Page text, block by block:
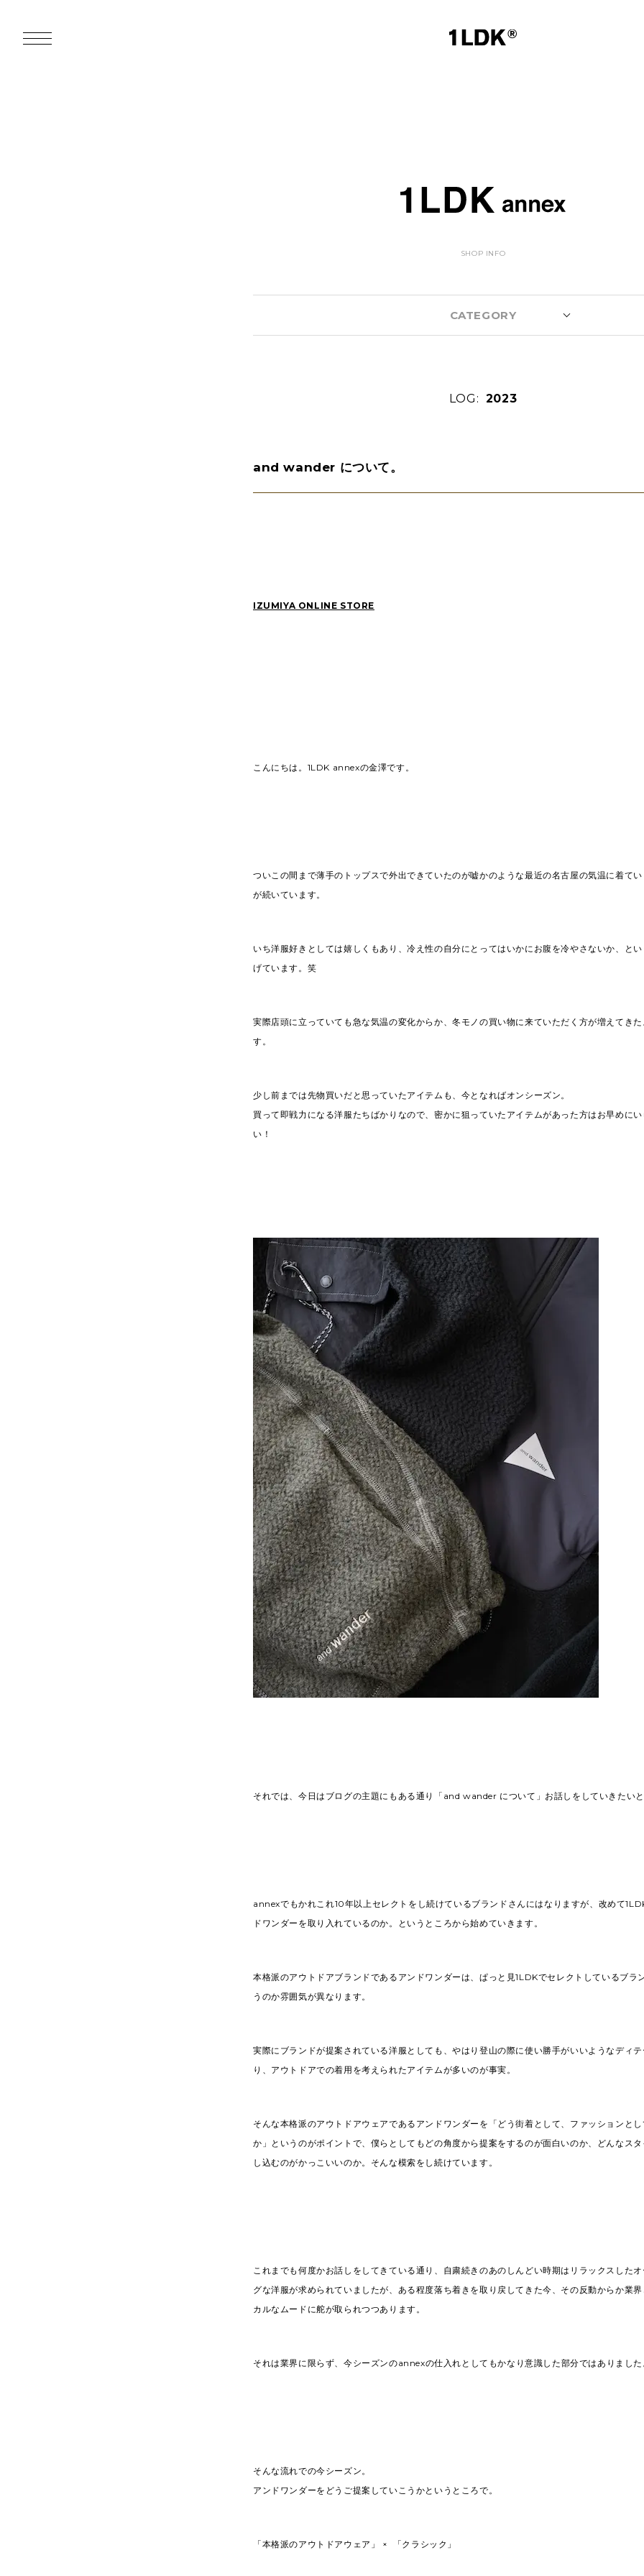
SHOP INFO
CATEGORY
2025(129)
2022(87) 2021(67) 2020(84) 2019(152)
LOG: 2023
and wander について。
IZUMIYA ONLINE STORE
こんにちは。1LDK annexの金澤です。
ついこの間まで薄手のトップスで外出できていたのが嘘かのような最近の名古屋の気温に着てい
が続いています。
いち洋服好きとしては嬉しくもあり、冷え性の自分にとってはいかにお腹を冷やさないか、と
げています。笑
実際店頭に立っていても急な気温の変化からか、冬モノの買い物に来ていただく方が増えてきた
す。
少し前までは先物買いだと思っていたアイテムも、今となればオンシーズン。
買って即戦力になる洋服たちばかりなので、密かに狙っていたアイテムがあった方はお早めにい
い！
それでは、今日はブログの主題にもある通り「and wander について」お話しをしていきたいと
annexでもかれこれ10年以上セレクトをし続けているブランドさんにはなりますが、改めて
ドワンダーを取り入れているのか。というところから始めていきます。
本格派のアウトドアブランドであるアンドワンダーは、ぱっと見1LDKでセレクトしているブラ
うのか雰囲気が異なります。
実際にブランドが提案されている洋服としても、やはり登山の際に使い勝手がいいようなディ
り、アウトドアでの着用を考えられたアイテムが多いのが事実。
そんな本格派のアウトドアウェアであるアンドワンダーを「どう街着として、ファッションと
か」というのがポイントで、僕らとしてもどの角度から提案をするのが面白いのか、どんなスタ
し込むのがかっこいいのか。そんな模索をし続けています。
これまでも何度かお話しをしてきている通り、自粛続きのあのしんどい時期はリラックスした
グな洋服が求められていましたが、ある程度落ち着きを取り戻してきた今、その反動からか業
カルなムードに舵が取られつつあります。
それは業界に限らず、今シーズンのannexの仕入れとしてもかなり意識した部分ではありました
そんな流れでの今シーズン。
アンドワンダーをどうご提案していこうかというところで。
「本格派のアウトドアウェア」 × 「クラシック」